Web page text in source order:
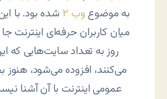
به موضوعوب ۲
میان کاربران حرفه‌ای اینترنت
روز به تعداد سایت‌هایی که
می‌کنند، افزوده می‌شود، هنوز
عمومی اینترنت با آن آشنا